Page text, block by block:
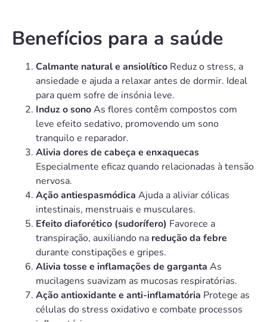
Benefícios para a saúde
Calmante natural e ansiolítico Reduz o stress, a
ansiedade e ajuda a relaxar antes de dormir. Ideal
para quem sofre de insónia leve.
Induz o sonoAs flores contêm compostos com
leve efeito sedativo, promovendo um sono
tranquilo e reparador.
Alivia dores de cabeça e enxaquecas
Especialmente eficaz quando relacionadas à tensão
nervosa.
Ação antiespasmódica Ajuda a aliviar cólicas
intestinais, menstruais e musculares.
Efeito diaforético (sudorífero) Favorece a
transpiração, auxiliando na redução da febre
durante constipações e gripes.
Alivia tosse e inflamações de garganta As
mucilagens suavizam as mucosas respiratórias.
Ação antioxidante e anti-inflamatória Protege as
células do stress oxidativo e combate processos